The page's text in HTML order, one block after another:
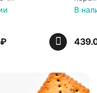
шт по 36 г ТМ Яшкино